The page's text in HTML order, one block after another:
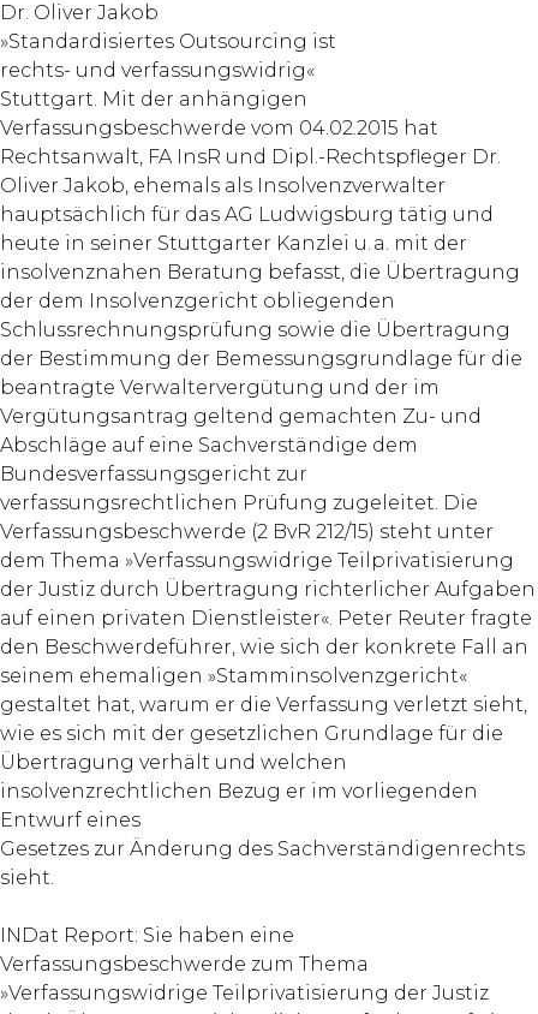
Dr. Oliver Jakob
»Standardisiertes Outsourcing ist
rechts- und verfassungswidrig«
Stuttgart. Mit der anhängigen
Verfassungsbeschwerde vom 04.02.2015 hat
Rechtsanwalt, FA InsR und Dipl.-Rechtspfleger Dr.
Oliver Jakob, ehemals als Insolvenzverwalter
hauptsächlich für das AG Ludwigsburg tätig und
heute in seiner Stuttgarter Kanzlei u. a. mit der
insolvenznahen Beratung befasst, die Übertragung
der dem Insolvenzgericht obliegenden
Schlussrechnungsprüfung sowie die Übertragung
der Bestimmung der Bemessungsgrundlage für die
beantragte Verwaltervergütung und der im
Vergütungsantrag geltend gemachten Zu- und
Abschläge auf eine Sachverständige dem
Bundesverfassungsgericht zur
verfassungsrechtlichen Prüfung zugeleitet. Die
Verfassungsbeschwerde (2 BvR 212/15) steht unter
dem Thema »Verfassungswidrige Teilprivatisierung
der Justiz durch Übertragung richterlicher Aufgaben
auf einen privaten Dienstleister«. Peter Reuter fragte
den Beschwerdeführer, wie sich der konkrete Fall an
seinem ehemaligen »Stamminsolvenzgericht«
gestaltet hat, warum er die Verfassung verletzt sieht,
wie es sich mit der gesetzlichen Grundlage für die
Übertragung verhält und welchen
insolvenzrechtlichen Bezug er im vorliegenden
Entwurf eines
Gesetzes zur Änderung des Sachverständigenrechts
sieht.
INDat Report: Sie haben eine
Verfassungsbeschwerde zum Thema
»Verfassungswidrige Teilprivatisierung der Justiz